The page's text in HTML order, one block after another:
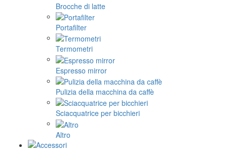
Brocche di latte
Portafilter
Termometri
Espresso mirror
Pulizia della macchina da caffè
Sciacquatrice per bicchieri
Altro